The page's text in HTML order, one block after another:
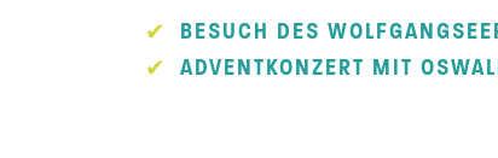
BESUCH DES
ADVENTKONZERT MIT